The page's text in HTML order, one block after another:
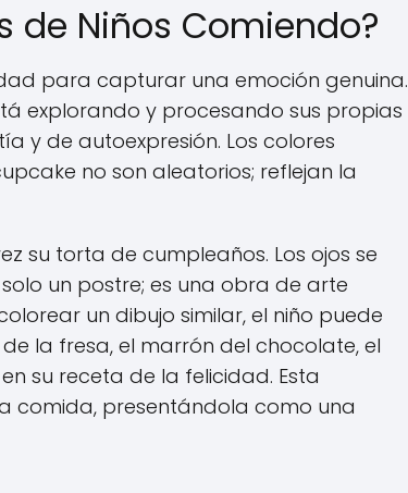
de Niños Comiendo?
para capturar una emoción genuina.
explorando y procesando sus propias
y de autoexpresión. Los colores
no son aleatorios; reflejan la
su torta de cumpleaños. Los ojos se
un postre; es una obra de arte
un dibujo similar, el niño puede
la fresa, el marrón del chocolate, el
su receta de la felicidad. Esta
comida, presentándola como una